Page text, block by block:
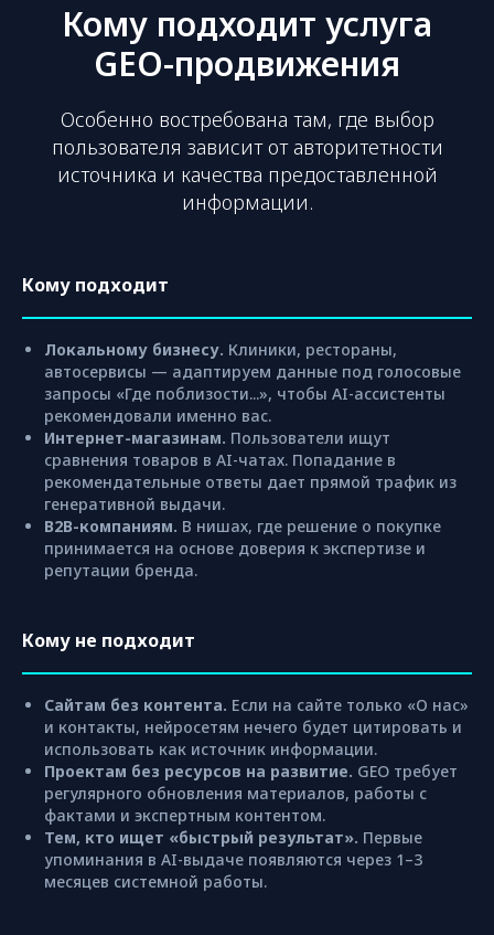
Кому подходит услуга
GEO-продвижения
Особенно востребована там, где выбор
пользователя зависит от авторитетности
источника и качества предоставленной
информации.
Кому подходит
Локальному бизнесу. Клиники, рестораны,
автосервисы — адаптируем данные под голосовые
запросы «Где поблизости...», чтобы AI-ассистенты
рекомендовали именно вас.
Интернет-магазинам. Пользователи ищут
сравнения товаров в AI-чатах. Попадание в
рекомендательные ответы дает прямой трафик из
генеративной выдачи.
B2B-компаниям. В нишах, где решение о покупке
принимается на основе доверия к экспертизе и
репутации бренда.
Кому не подходит
Сайтам без контента. Если на сайте только «О нас»
и контакты, нейросетям нечего будет цитировать и
использовать как источник информации.
Проектам без ресурсов на развитие. GEO требует
регулярного обновления материалов, работы с
фактами и экспертным контентом.
Тем, кто ищет «быстрый результат». Первые
упоминания в AI-выдаче появляются через 1–3
месяцев системной работы.